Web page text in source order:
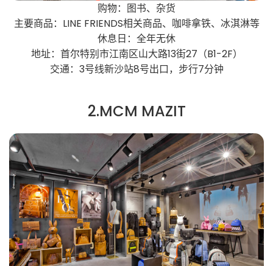
购物：图书、杂货
主要商品：LINE FRIENDS相关商品、咖啡拿铁、冰淇淋等
休息日：全年无休
地址：首尔特别市江南区山大路13街27（B1-2F）
交通：3号线新沙站8号出口，步行7分钟
2.MCM MAZIT